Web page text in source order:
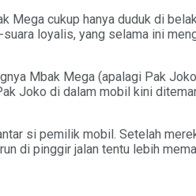
Mega cukup hanya duduk di
loyalis, yang selama ini
Mbak Mega (apalagi Pak
Joko di dalam mobil kini
si pemilik mobil. Setelah
di pinggir jalan tentu lebih